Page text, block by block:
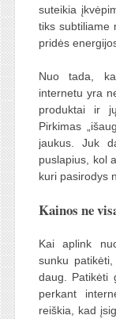
suteikia
tiks subtiliame
pridės
Nuo tada,
internetu yra
produktai ir
Pirkimas
jaukus. Juk
puslapius, kol
kuri pasirodys
Kainos ne
Kai aplink
sunku
daug. Patikėti
perkant
reiškia, kad